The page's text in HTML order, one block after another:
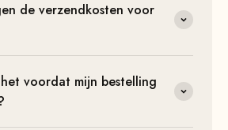
de verzendkosten voor
voordat mijn bestelling